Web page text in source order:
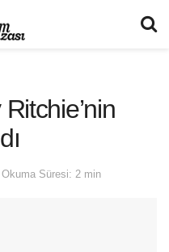
Okuma Süresi: 2 min